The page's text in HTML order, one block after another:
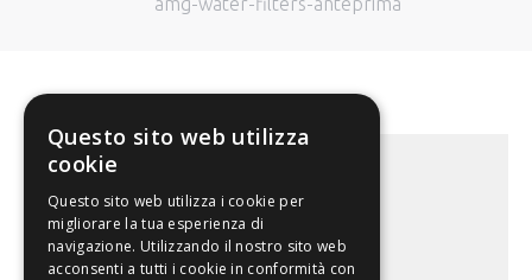
Questo sito web utilizza
cookie
Questo sito web utilizza i cookie per
migliorare la tua esperienza di
navigazione. Utilizzando il nostro sito web
acconsenti a tutti i cookie in conformità con